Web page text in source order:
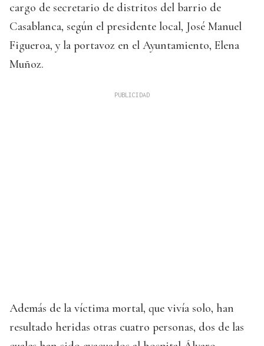
cargo de secretario de distritos del barrio de
Casablanca, según el presidente local, José Manuel
Figueroa, y la portavoz en el Ayuntamiento, Elena
Muñoz.
Además de la víctima mortal, que vivía solo, han
resultado heridas otras cuatro personas, dos de las